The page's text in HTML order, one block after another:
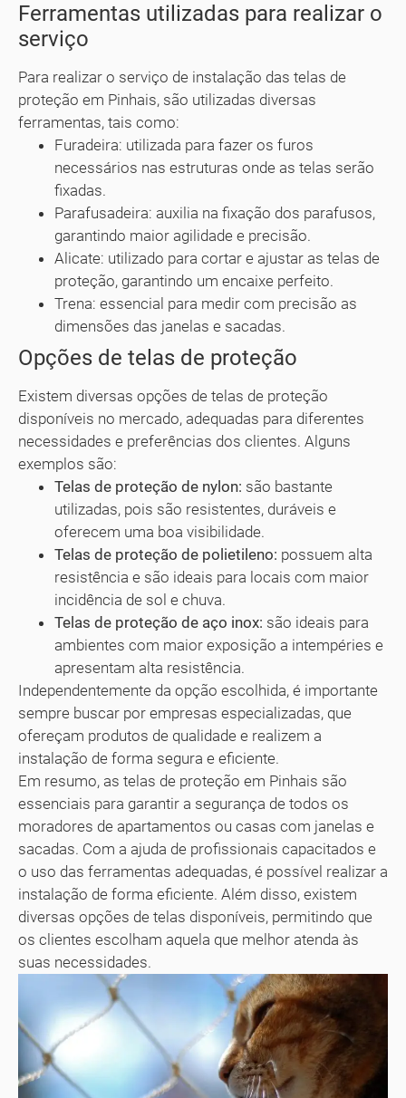
Ferramentas utilizadas para realizar o
serviço
Para realizar o serviço de instalação das telas de
proteção em Pinhais, são utilizadas diversas
ferramentas, tais como:
Furadeira: utilizada para fazer os furos
necessários nas estruturas onde as telas serão
fixadas.
Parafusadeira: auxilia na fixação dos parafusos,
garantindo maior agilidade e precisão.
Alicate: utilizado para cortar e ajustar as telas de
proteção, garantindo um encaixe perfeito.
Trena: essencial para medir com precisão as
dimensões das janelas e sacadas.
Opções de telas de proteção
Existem diversas opções de telas de proteção
disponíveis no mercado, adequadas para diferentes
necessidades e preferências dos clientes. Alguns
exemplos são:
Telas de proteção de nylon: são bastante
utilizadas, pois são resistentes, duráveis e
oferecem uma boa visibilidade.
Telas de proteção de polietileno: possuem alta
resistência e são ideais para locais com maior
incidência de sol e chuva.
Telas de proteção de aço inox: são ideais para
ambientes com maior exposição a intempéries e
apresentam alta resistência.
Independentemente da opção escolhida, é importante
sempre buscar por empresas especializadas, que
ofereçam produtos de qualidade e realizem a
instalação de forma segura e eficiente.
Em resumo, as telas de proteção em Pinhais são
essenciais para garantir a segurança de todos os
moradores de apartamentos ou casas com janelas e
sacadas. Com a ajuda de profissionais capacitados e
o uso das ferramentas adequadas, é possível realizar a
instalação de forma eficiente. Além disso, existem
diversas opções de telas disponíveis, permitindo que
os clientes escolham aquela que melhor atenda às
suas necessidades.